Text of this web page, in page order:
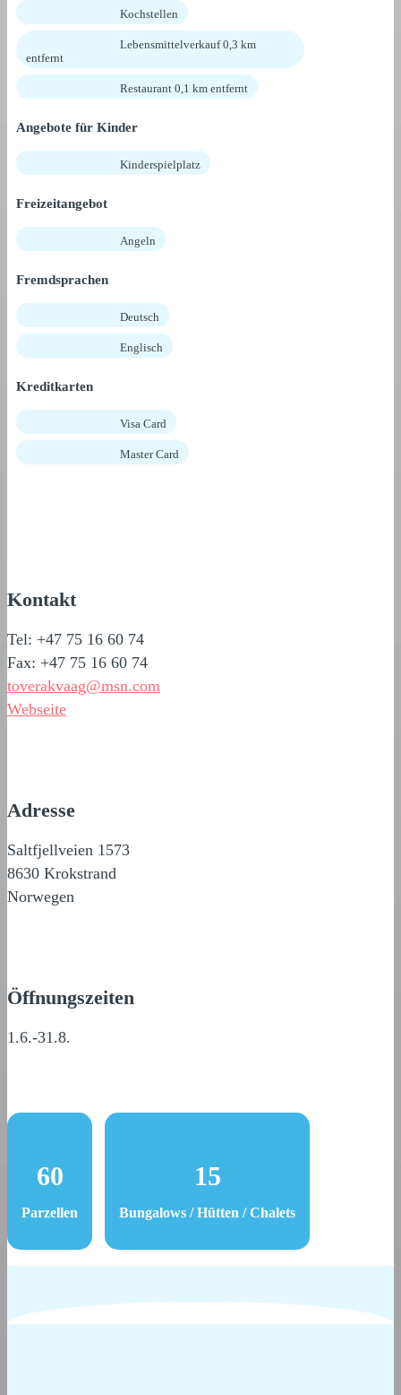
Kochstellen
Lebensmittelverkauf 0,3 km
entfernt
Restaurant 0,1 km entfernt
Angebote für Kinder
Kinderspielplatz
Freizeitangebot
Angeln
Fremdsprachen
Deutsch
Englisch
Kreditkarten
Visa Card
Master Card
Kontakt
Tel: +47 75 16 60 74
Fax: +47 75 16 60 74
toverakvaag@msn.com
Webseite
Adresse
Saltfjellveien 1573
8630 Krokstrand
Norwegen
Öffnungszeiten
1.6.-31.8.
60
Parzellen
15
Bungalows / Hütten / Chalets